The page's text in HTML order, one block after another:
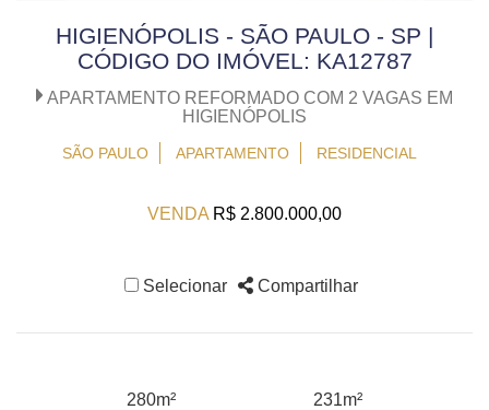
HIGIENÓPOLIS - SÃO PAULO - SP |
CÓDIGO DO IMÓVEL: KA12787
APARTAMENTO REFORMADO COM 2 VAGAS EM
HIGIENÓPOLIS
SÃO PAULO APARTAMENTO RESIDENCIAL
VENDA R$ 2.800.000,00
Selecionar Compartilhar
280m²
231m²